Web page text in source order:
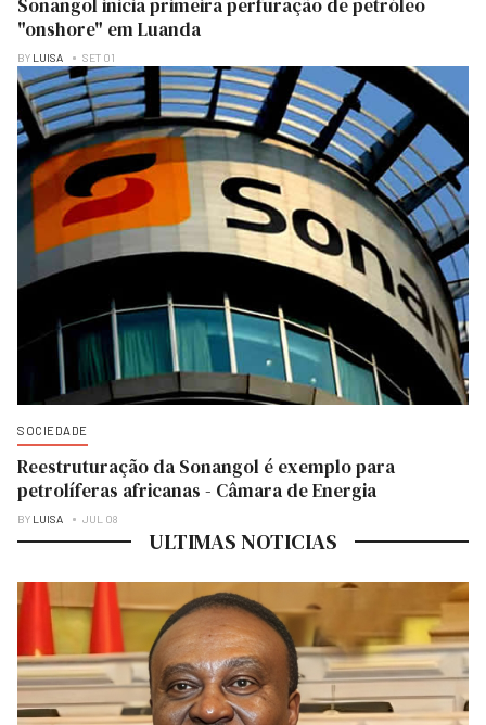
Sonangol inicia primeira perfuração de petróleo
"onshore" em Luanda
BY LUISA SET 01
SOCIEDADE
Reestruturação da Sonangol é exemplo para
petrolíferas africanas - Câmara de Energia
BY LUISA JUL 08
ULTIMAS NOTICIAS